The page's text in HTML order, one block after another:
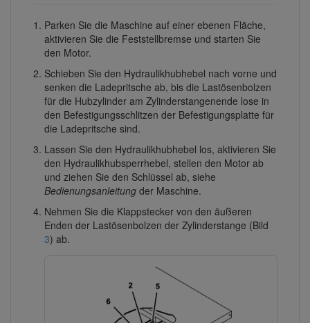
Parken Sie die Maschine auf einer ebenen Fläche,
aktivieren Sie die Feststellbremse und starten Sie
den Motor.
Schieben Sie den Hydraulikhubhebel nach vorne und
senken die Ladepritsche ab, bis die Lastösenbolzen
für die Hubzylinder am Zylinderstangenende lose in
den Befestigungsschlitzen der Befestigungsplatte für
die Ladepritsche sind.
Lassen Sie den Hydraulikhubhebel los, aktivieren Sie
den Hydraulikhubsperrhebel, stellen den Motor ab
und ziehen Sie den Schlüssel ab, siehe
Bedienungsanleitungder Maschine.
Nehmen Sie die Klappstecker von den äußeren
Enden der Lastösenbolzen der Zylinderstange (Bild
3) ab.